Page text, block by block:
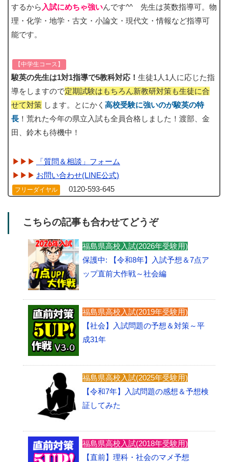
するから 入試にめちゃ強いんです^^ 先生は英数指導可。物
理・化学・地学・古文・小論文・現代文・情報など指導可
能です。
【中学生コース】
駿英の先生は1対1指導で5教科対応！ 生徒1人1人に応じた指
導をしますので定期試験はもちろん新教研対策も生徒に合
せて対策 します。とにかく 高校受験に強いのが駿英の特
長 ！荒れた今年の県立入試も全員合格しました！渡部、金
田、鈴木も待機中！
「質問＆相談」フォーム
お問い合わせ(LINE公式)
フリーダイヤル 0120-593-645
こちらの記事も合わせてどうぞ
福島県高校入試(2026年受験用)
保護中: 【令和8年】入試予想＆7点ア
ップ直前大作戦～社会編
福島県高校入試(2019年受験用)
【社会】入試問題の予想＆対策～平
成31年
福島県高校入試(2025年受験用)
【令和7年】入試問題の感想＆予想検
証してみた
福島県高校入試(2018年受験用)
【直前】理科・社会のマメ予想